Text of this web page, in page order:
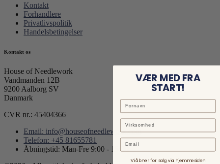
Kontakt
Forhandlere
Privatlivspolitik
Handelsbetingelser
Kontakt os
House of Needlework
Vandmanden 12B
9200 Aalborg SV
Danmark
CVR nr.: 45404366
Email: info@houseofneedlework.com
Telefon: +45 81655781
Åbningstid: Man-Fre 9:00 - 15:00
VÆR MED FRA
START!
Email
Vi åbner for salg via hjemmesiden